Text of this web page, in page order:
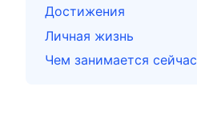
Достижения
Личная жизнь
Чем занимается сейчас